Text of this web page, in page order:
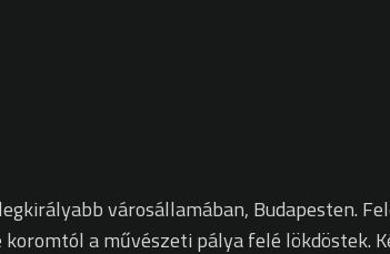
városállamában, Budapesten.
a művészeti pálya felé lökdöstek.